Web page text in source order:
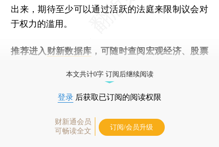
出来，期待至少可以通过活跃的法庭来限制议会对
于权力的滥用。
推荐进入 财新数据库 ，可随时查阅宏观经济、股票
本文共计0字 订阅后继续阅读
登录 后获取已订阅的阅读权限
财新通会员
可畅读全文
订阅/会员升级